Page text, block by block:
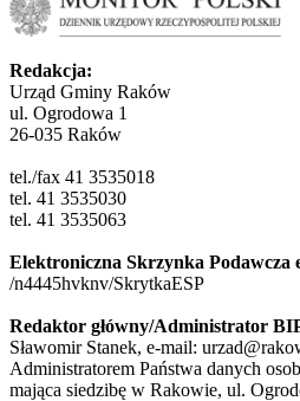
Redakcja:
Urząd Gminy Raków
ul. Ogrodowa 1
26-035 Raków
tel./fax 41 3535018
tel. 41 3535030
tel. 41 3535063
Elektroniczna Skrzynka Podawcza
/n4445hvknv/SkrytkaESP
Redaktor główny/Administrator
Sławomir Stanek, e-mail:
Administratorem Państwa danych
mająca siedzibę w Rakowie, ul.